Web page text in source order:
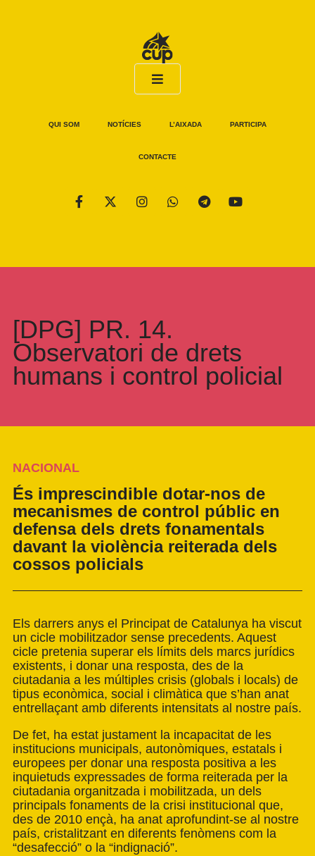
QUI SOM NOTÍCIES L’AIXADA PARTICIPA
CONTACTE
[DPG] PR. 14.
Observatori de drets
humans i control policial
NACIONAL
És imprescindible dotar-nos de
mecanismes de control públic en
defensa dels drets fonamentals
davant la violència reiterada dels
cossos policials
Els darrers anys el Principat de Catalunya ha viscut
un cicle mobilitzador sense precedents. Aquest
cicle pretenia superar els límits dels marcs jurídics
existents, i donar una resposta, des de la
ciutadania a les múltiples crisis (globals i locals) de
tipus econòmica, social i climàtica que s’han anat
entrellaçant amb diferents intensitats al nostre país.
De fet, ha estat justament la incapacitat de les
institucions municipals, autonòmiques, estatals i
europees per donar una resposta positiva a les
inquietuds expressades de forma reiterada per la
ciutadania organitzada i mobilitzada, un dels
principals fonaments de la crisi institucional que,
des de 2010 ençà, ha anat aprofundint-se al nostre
país, cristalitzant en diferents fenòmens com la
“desafecció” o la “indignació”.